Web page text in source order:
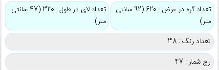
تعداد گره در عرض : 620 (92 سانتی
متر)
تعداد لای در طول : 320 (47 سانتی
متر)
تعداد رنگ : 38
رج شمار : 47